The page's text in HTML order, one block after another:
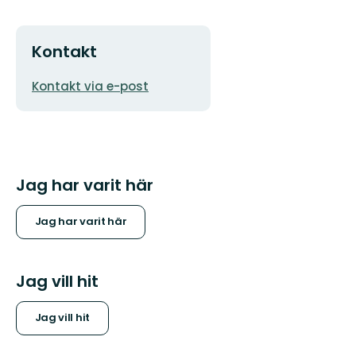
Kontakt
E-
Kontakt via e-post
Jag har varit här
Jag har varit här
Jag vill hit
Jag vill hit